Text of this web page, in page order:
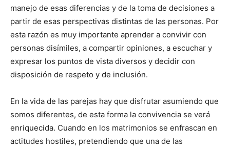
manejo de esas diferencias y de la toma de decisiones a
partir de esas perspectivas distintas de las personas. Por
esta razón es muy importante aprender a convivir con
personas disímiles, a compartir opiniones, a escuchar y
expresar los puntos de vista diversos y decidir con
disposición de respeto y de inclusión.
En la vida de las parejas hay que disfrutar asumiendo que
somos diferentes, de esta forma la convivencia se verá
enriquecida. Cuando en los matrimonios se enfrascan en
actitudes hostiles, pretendiendo que una de las